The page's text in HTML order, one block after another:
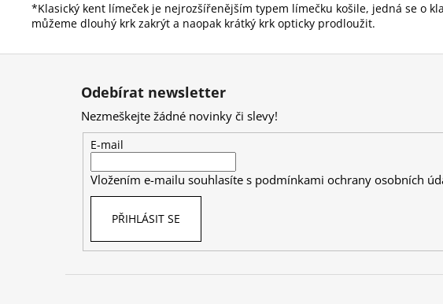
*Klasický kent límeček je nejrozšířenějším typem límečku košile, jedná se o
můžeme dlouhý krk zakrýt a naopak krátký krk opticky prodloužit.
Odebírat newsletter
Nezmeškejte žádné novinky či slevy!
E-mail
Vložením e-mailu souhlasíte s podmínkami ochrany osobních
PŘIHLÁSIT SE